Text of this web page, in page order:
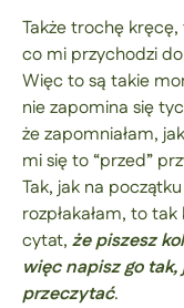
Także trochę
co mi przychodzi
Więc to są takie
nie zapomina się
że zapomniałam,
mi się to “przed”
Tak, jak na
rozpłakałam, to tak
cytat, że piszesz
więc napisz go
przeczytać.